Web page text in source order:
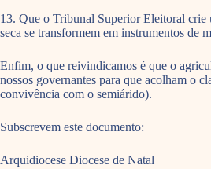
13. Que o Tribunal Superior Eleitoral
seca se transformem em instrumentos de
Enfim, o que reivindicamos é que o
nossos governantes para que acolham o
convivência com o semiárido).
Subscrevem este documento:
Arquidiocese Diocese de Natal